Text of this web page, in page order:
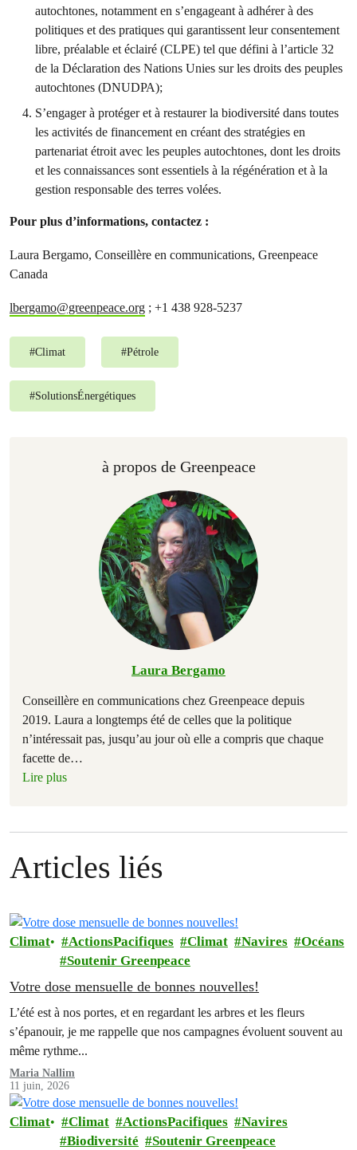
autochtones, notamment en s’engageant à adhérer à des
politiques et des pratiques qui garantissent leur consentement
libre, préalable et éclairé (CLPE) tel que défini à l’article 32
de la Déclaration des Nations Unies sur les droits des peuples
autochtones (DNUDPA);
S’engager à protéger et à restaurer la biodiversité dans toutes
les activités de financement en créant des stratégies en
partenariat étroit avec les peuples autochtones, dont les droits
et les connaissances sont essentiels à la régénération et à la
gestion responsable des terres volées.
Pour plus d’informations, contactez :
Laura Bergamo, Conseillère en communications, Greenpeace
Canada
lbergamo@greenpeace.org ; +1 438 928-5237
#Climat #Pétrole
#SolutionsÉnergétiques
à propos de Greenpeace
Laura Bergamo
Conseillère en communications chez Greenpeace depuis
2019. Laura a longtemps été de celles que la politique
n’intéressait pas, jusqu’au jour où elle a compris que chaque
facette de…
Lire plus
Articles liés
Climat ActionsPacifiques Climat Navires
Océans
Soutenir Greenpeace
Votre dose mensuelle de bonnes nouvelles!
L’été est à nos portes, et en regardant les arbres et les fleurs
s’épanouir, je me rappelle que nos campagnes évoluent souvent au
même rythme...
Maria Nallim
11 juin, 2026
Climat Climat ActionsPacifiques
Navires
Biodiversité
Soutenir Greenpeace